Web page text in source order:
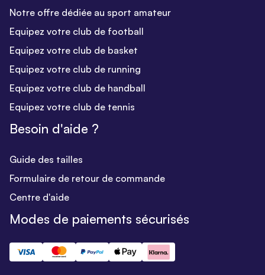
Notre offre dédiée au sport amateur
Equipez votre club de football
Equipez votre club de basket
Equipez votre club de running
Equipez votre club de handball
Equipez votre club de tennis
Besoin d'aide ?
Guide des tailles
Formulaire de retour de commande
Centre d'aide
Modes de paiements sécurisés